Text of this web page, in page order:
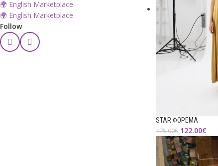
🌍 English Marketplace
🌍 English Marketplace
Follow
STAR ΦΟΡΕΜΑ
175.00€ 122.00€